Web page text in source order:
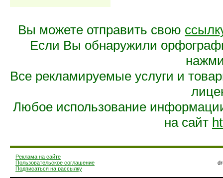
Вы можете отправить свою
Если Вы обнаружили
Все рекламируемые услуги и
Любое использование
на сайт
Реклама на сайте
Пользовательское соглашение
Подписаться на рассылку